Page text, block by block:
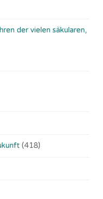
der vielen säkularen,
(418)